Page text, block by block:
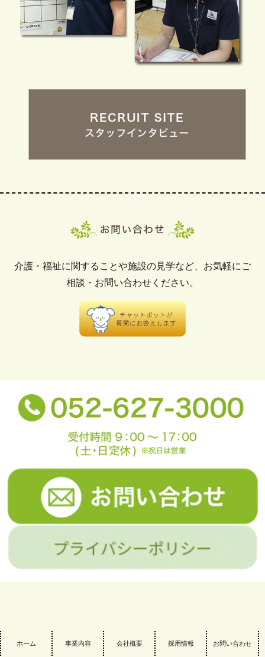
介護・福祉に関することや施設の見学など、お気軽にご
相談・お問い合わせください。
ホーム 事業内容 会社概要 採用情報 お問い合わせ